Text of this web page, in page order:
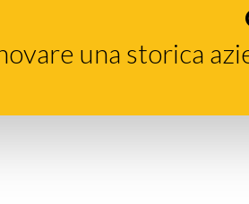
una storica